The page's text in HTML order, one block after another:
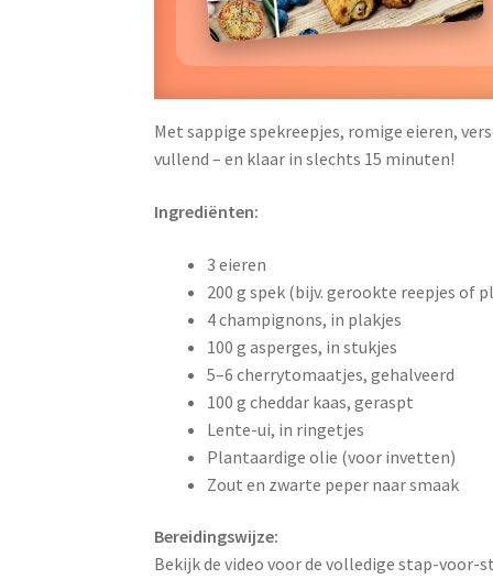
Met sappige spekreepjes, romige eieren,
vullend – en klaar in slechts 15 minuten!
Ingrediënten:
3 eieren
200 g spek (bijv. gerookte reepjes of
4 champignons, in plakjes
100 g asperges, in stukjes
5–6 cherrytomaatjes, gehalveerd
100 g cheddar kaas, geraspt
Lente-ui, in ringetjes
Plantaardige olie (voor invetten)
Zout en zwarte peper naar smaak
Bereidingswijze:
Bekijk de video voor de volledige stap-voor-